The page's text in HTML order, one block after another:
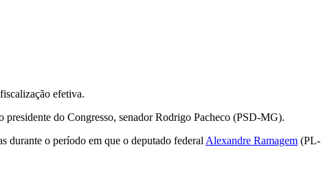
efetiva.
presidente do Congresso, senador Rodrigo Pacheco (PSD-MG).
durante o período em que o deputado federal Alexandre Ramagem (PL-